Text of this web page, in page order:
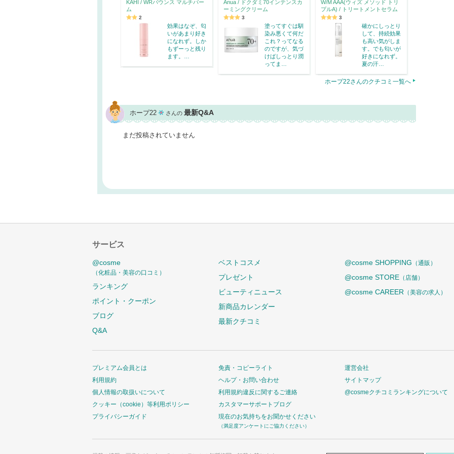
KAHI / WRバウンス マルチバー
ム
2
効果はなぞ、匂
いがあまり好き
になれず。しか
もずーっと残り
ます。…
Anua / ドクダミ70インテンスカ
ーミングクリーム
3
塗ってすぐは馴
染み悪くて何だ
これ？ってなる
のですが、気づ
けばしっとり潤
ってま…
W/M AAA(ウィズ メソッド トリ
プルA) / トリートメントセラム
3
確かにしっとり
して、持続効果
も高い気がしま
す。でも匂いが
好きになれず。
夏の汗…
ホープ22さんのクチコミ一覧へ
ホープ22 さんの 最新Q&A
まだ投稿されていません
サービス
@cosme
（化粧品・美容の口コミ）
ランキング
ポイント・クーポン
ブログ
Q&A
ベストコスメ
プレゼント
ビューティニュース
新商品カレンダー
最新クチコミ
@cosme SHOPPING （通販）
@cosme STORE （店舗）
@cosme CAREER （美容の求人）
プレミアム会員とは
利用規約
個人情報の取扱いについて
クッキー（cookie）等利用ポリシー
プライバシーガイド
免責・コピーライト
ヘルプ・お問い合わせ
利用規約違反に関するご連絡
カスタマーサポートブログ
現在のお気持ちをお聞かせください
（満足度アンケートにご協力ください）
運営会社
サイトマップ
@cosmeクチコミランキングについて